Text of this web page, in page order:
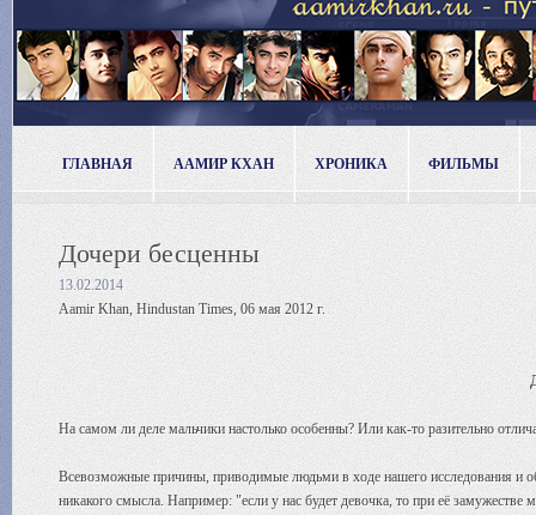
ГЛАВНАЯ ААМИР КХАН ХРОНИКА ФИЛЬМЫ
Дочери бесценны
13.02.2014
Aamir Khan, Hindustan Times, 06 мая 2012 г.
На самом ли деле мальчики настолько особенны? Или как-то разительно
Всевозможные причины, приводимые людьми в ходе нашего исследования и
никакого смысла. Например: "если у нас будет девочка, то при её